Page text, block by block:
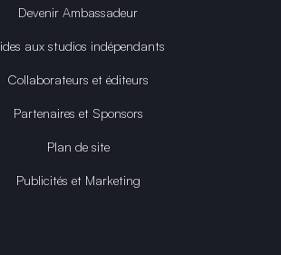
Devenir Ambassadeur
aux studios indépendants
Collaborateurs et éditeurs
Partenaires et Sponsors
Plan de site
Publicités et Marketing